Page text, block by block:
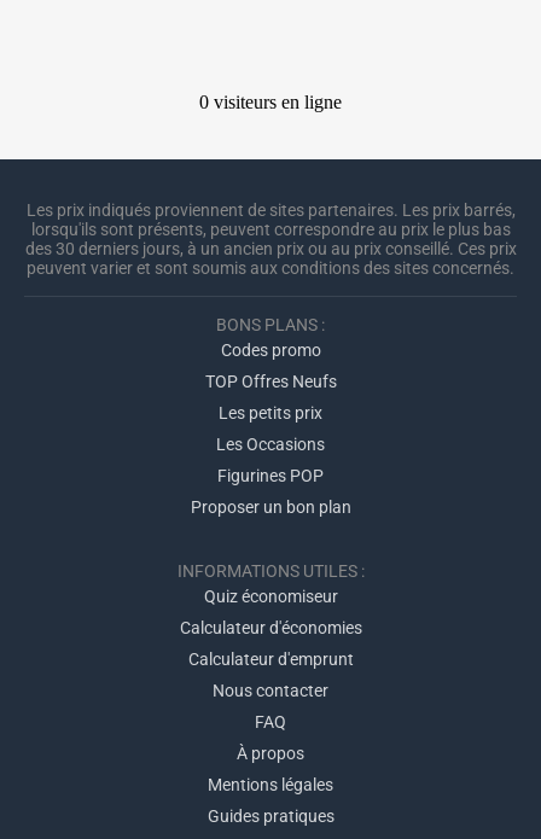
Les prix indiqués proviennent de sites partenaires. Les prix barrés,
lorsqu'ils sont présents, peuvent correspondre au prix le plus bas
des 30 derniers jours, à un ancien prix ou au prix conseillé. Ces prix
peuvent varier et sont soumis aux conditions des sites concernés.
BONS PLANS :
Codes promo
TOP Offres Neufs
Les petits prix
Les Occasions
Figurines POP
Proposer un bon plan
INFORMATIONS UTILES :
Quiz économiseur
Calculateur d'économies
Calculateur d'emprunt
Nous contacter
FAQ
À propos
Mentions légales
Guides pratiques